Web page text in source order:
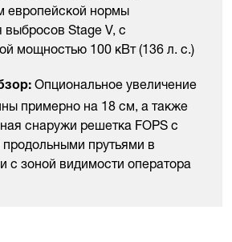
европейской нормы
выбросов Stage V, с
мощностью 100 кВт (136 л. с.)
Опциональное увеличение
примерно на 18 см, а также
снаружи решетка FOPS с
прутьями в
с зоной видимости оператора